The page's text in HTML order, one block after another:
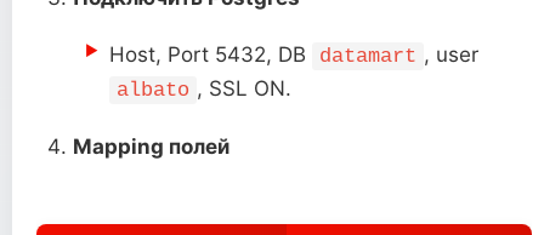
Host, Port 5432, DB datamart , user
albato , SSL ON.
Mapping полей